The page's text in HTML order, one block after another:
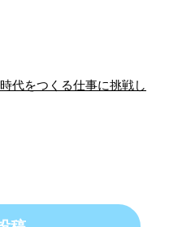
代をつくる仕事に挑戦し